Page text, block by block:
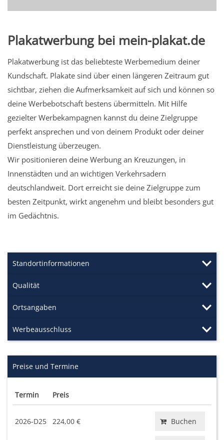
Plakatwerbung bei mein-plakat.de
Plakatwerbung ist das beliebteste Werbemedium deiner
Kundschaft. Plakate sind über einen längeren Zeitraum gut
sichtbar, ziehen die Aufmerksamkeit auf sich und können so
deine Werbebotschaft bestens übermitteln. Mit Hilfe
gezielter Werbekampagnen kannst du deine Zielgruppe
perfekt ansprechen und von deinem Produkt oder deiner
Dienstleistung überzeugen.
Wir positionieren deine Werbung an Kreuzungen, in
Innenstädten und an wichtigen Verkehrsadern
deutschlandweit. Dort erreicht sie deine Zielgruppe zum
besten Zeitpunkt, wirkt angenehm und bleibt besonders gut
im Gedächtnis.
Standortinformationen
Qualität
Ortsangaben
Werbeausschluss
Preise und Termine
Termin Preis
2026-D25 224,00 € Buchen